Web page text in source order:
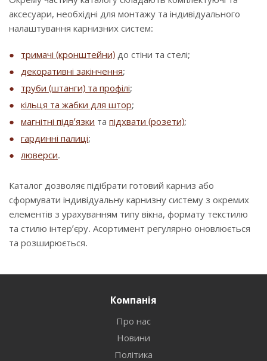
аксесуари, необхідні для монтажу та індивідуального
налаштування карнизних систем:
тримачі (кронштейни) до стіни та стелі;
декоративні закінчення;
труби (штанги) та профілі;
кільця та жабки для штор;
магнітні підв’язки та підхвати (розети);
гардинні палиці;
люверси.
Каталог дозволяє підібрати готовий карниз або
сформувати індивідуальну карнизну систему з окремих
елементів з урахуванням типу вікна, формату текстилю
та стилю інтер’єру. Асортимент регулярно оновлюється
та розширюється.
Компанія
Про нас
Новини
Політика